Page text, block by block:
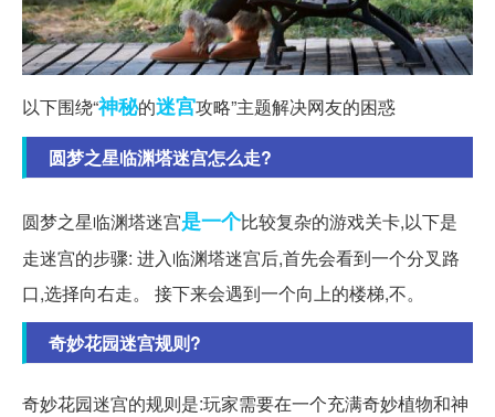
以下围绕“神秘的迷宫攻略”主题解决网友的困惑
圆梦之星临渊塔迷宫怎么走?
圆梦之星临渊塔迷宫是一个比较复杂的游戏关卡,以下是
走迷宫的步骤: 进入临渊塔迷宫后,首先会看到一个分叉路
口,选择向右走。 接下来会遇到一个向上的楼梯,不。
奇妙花园迷宫规则?
奇妙花园迷宫的规则是:玩家需要在一个充满奇妙植物和神